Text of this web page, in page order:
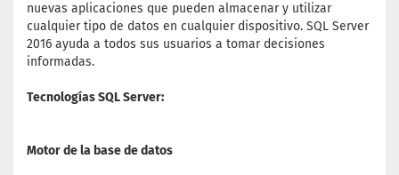
nuevas aplicaciones que pueden almacenar y utilizar
cualquier tipo de datos en cualquier dispositivo. SQL Server
2016 ayuda a todos sus usuarios a tomar decisiones
informadas.
Tecnologías SQL Server:
Motor de la base de datos